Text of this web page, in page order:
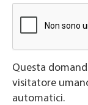
Questa
visitatore umano e
automatici.